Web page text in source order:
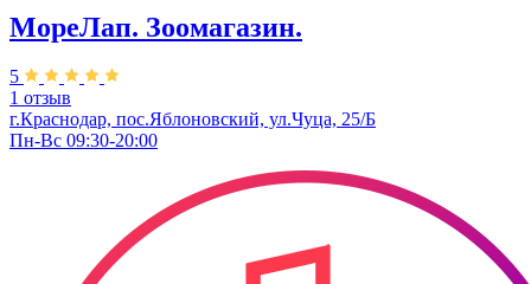
МореЛап. Зоомагазин.
5
1 отзыв
г.Краснодар, пос.Яблоновский, ул.Чуца, 25/Б
Пн-Вс 09:30-20:00